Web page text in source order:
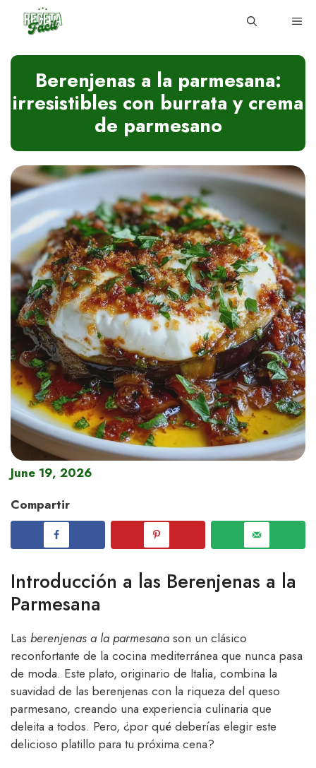
Berenjenas a la parmesana:
irresistibles con burrata y crema
de parmesano
June 19, 2026
Compartir
Introducción a las Berenjenas a la
Parmesana
Las berenjenas a la parmesana son un clásico
reconfortante de la cocina mediterránea que nunca pasa
de moda. Este plato, originario de Italia, combina la
suavidad de las berenjenas con la riqueza del queso
parmesano, creando una experiencia culinaria que
deleita a todos. Pero, ¿por qué deberías elegir este
delicioso platillo para tu próxima cena?